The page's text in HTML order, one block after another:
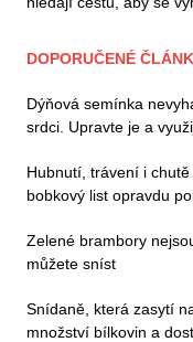
DOPORUČENÉ
Dýňová semínka
srdci. Upravte je a
Hubnutí, trávení i
bobkový list opravdu
Zelené brambory
můžete sníst
Snídaně, která zasytí
množství bílkovin a